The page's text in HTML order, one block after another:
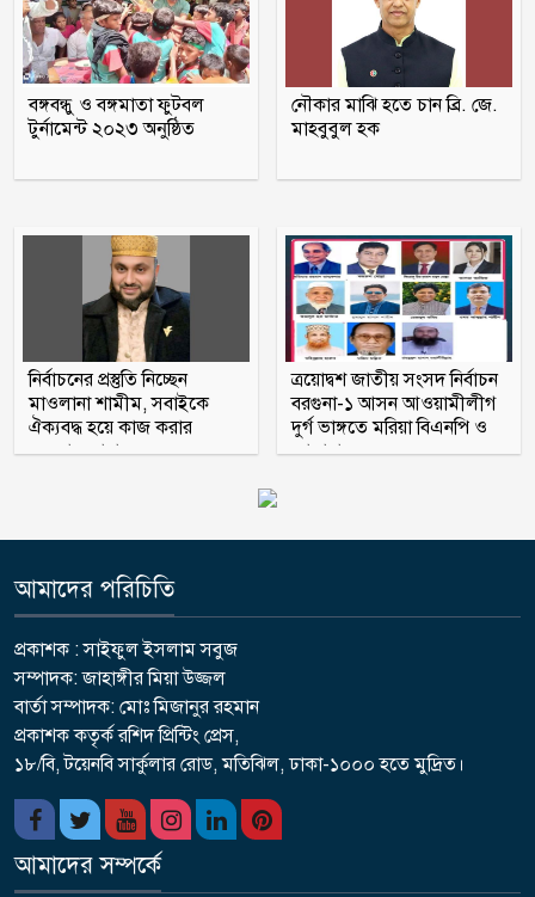
মুক্তিযুদ্ধ ছিল জনতার যুদ্ধ, কোনো রাজনৈতিক
দলের নয়: ভারপ্রাপ্ত রাষ্ট্রপতি
বরগুনায় অবহেলায় ভাগাড়ে পরিণত
যাত্রী
বঙ্গবন্ধু ও বঙ্গমাতা ফুটবল
টুর্নামেন্ট ২০২৩ অনুষ্ঠিত
নৌকার মাঝি হতে চান ব্রি. জে.
মাহবুবুল হক
নির্বাচনের প্রস্তুতি নিচ্ছেন
মাওলানা শামীম, সবাইকে
ঐক্যবদ্ধ হয়ে কাজ করার
অহব্বান জানান
ত্রয়োদ্বশ জাতীয় সংসদ নির্বাচন
বরগুনা-১ আসন আওয়ামীলীগ
দুর্গ ভাঙ্গতে মরিয়া বিএনপি ও
জামায়াত
আমাদের পরিচিতি
প্রকাশক : সাইফুল ইসলাম সবুজ
সম্পাদক: জাহাঙ্গীর মিয়া উজ্জল
বার্তা সম্পাদক: মোঃ মিজানুর রহমান
প্রকাশক কতৃর্ক রশিদ প্রিন্টিং প্রেস,
১৮/বি, টয়েনবি সার্কুলার রোড, মতিঝিল, ঢাকা-১০০০ হতে মুদ্রিত।
আমাদের সম্পর্কে